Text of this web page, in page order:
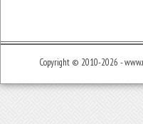
Copyright © 2010-2026 -